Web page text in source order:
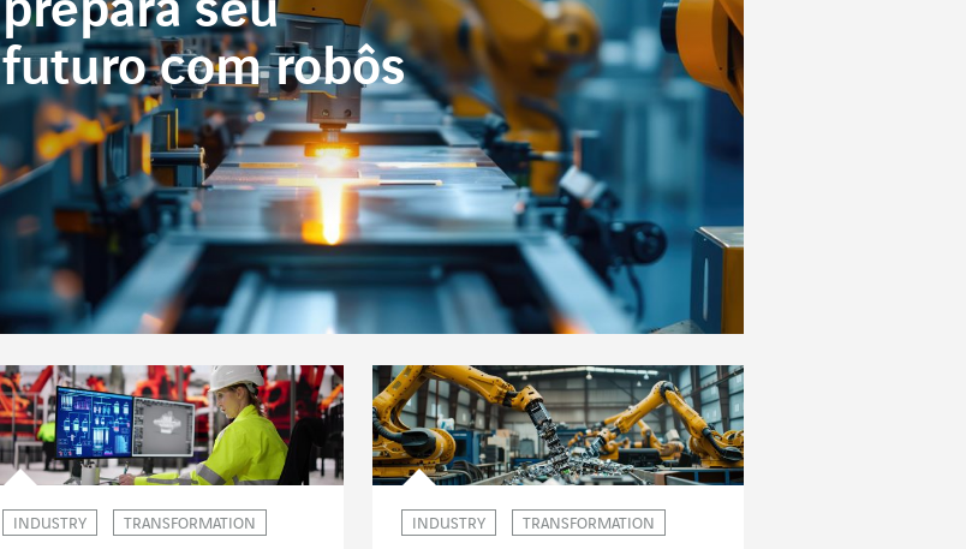
futuro com robôs
INDUSTRY TRANSFORMATION INDUSTRY TRANSFORMATION